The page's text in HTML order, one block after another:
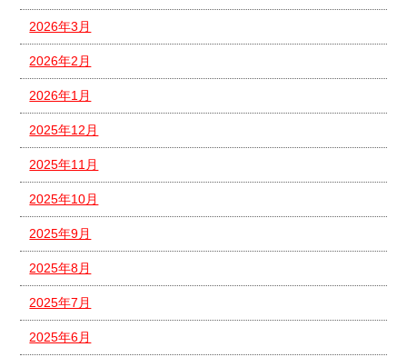
2026年3月
2026年2月
2026年1月
2025年12月
2025年11月
2025年10月
2025年9月
2025年8月
2025年7月
2025年6月